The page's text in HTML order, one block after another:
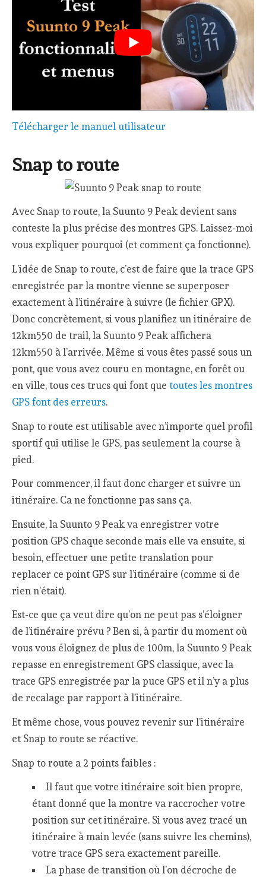
Télécharger le manuel utilisateur
Snap to route
Avec Snap to route, la Suunto 9 Peak devient sans
conteste la plus précise des montres GPS. Laissez-moi
vous expliquer pourquoi (et comment ça fonctionne).
L’idée de Snap to route, c’est de faire que la trace GPS
enregistrée par la montre vienne se superposer
exactement à l’itinéraire à suivre (le fichier GPX).
Donc concrètement, si vous planifiez un itinéraire de
12km550 de trail, la Suunto 9 Peak affichera
12km550 à l’arrivée. Même si vous êtes passé sous un
pont, que vous avez couru en montagne, en forêt ou
en ville, tous ces trucs qui font quetoutes les montres
GPS font des erreurs.
Snap to route est utilisable avec n’importe quel profil
sportif qui utilise le GPS, pas seulement la course à
pied.
Pour commencer, il faut donc charger et suivre un
itinéraire. Ca ne fonctionne pas sans ça.
Ensuite, la Suunto 9 Peak va enregistrer votre
position GPS chaque seconde mais elle va ensuite, si
besoin, effectuer une petite translation pour
replacer ce point GPS sur l’itinéraire (comme si de
rien n’était).
Est-ce que ça veut dire qu’on ne peut pas s’éloigner
de l’itinéraire prévu ? Ben si, à partir du moment où
vous vous éloignez de plus de 100m, la Suunto 9 Peak
repasse en enregistrement GPS classique, avec la
trace GPS enregistrée par la puce GPS et il n’y a plus
de recalage par rapport à l’itinéraire.
Et même chose, vous pouvez revenir sur l’itinéraire
et Snap to route se réactive.
Snap to route a 2 points faibles :
Il faut que votre itinéraire soit bien propre,
étant donné que la montre va raccrocher votre
position sur cet itinéraire. Si vous avez tracé un
itinéraire à main levée (sans suivre les chemins),
votre trace GPS sera exactement pareille.
La phase de transition où l’on décroche de